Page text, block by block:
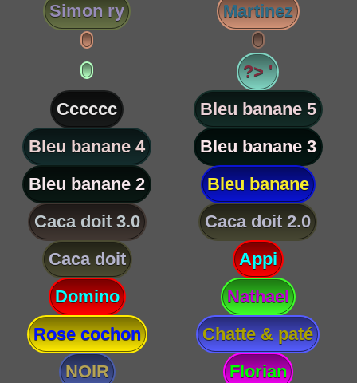
Simon ry
Martinez
?> '
Cccccc
Bleu banane 5
Bleu banane 4
Bleu banane 3
Bleu banane 2
Bleu banane
Caca doit 3.0
Caca doit 2.0
Caca doit
Appi
Domino
Nathael
Rose cochon
Chatte & paté
NOIR
Florian